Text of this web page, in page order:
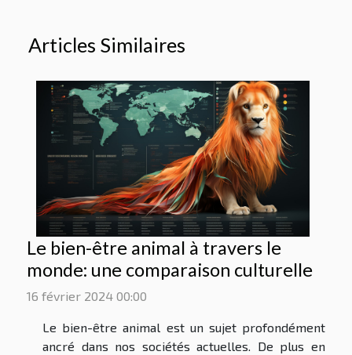
Articles Similaires
Le bien-être animal à travers le
monde: une comparaison culturelle
16 février 2024 00:00
Le bien-être animal est un sujet profondément
ancré dans nos sociétés actuelles. De plus en